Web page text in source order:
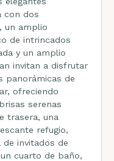
con dos
un amplio
de intrincados
y un amplio
invitan a disfrutar
panorámicas de
ofreciendo
serenas
refugio,
invitados de
cuarto de baño,